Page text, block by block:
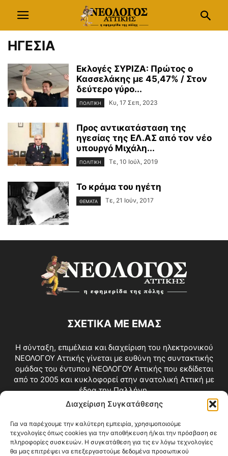
Διαχείριση Συγκατάθεσης
Για να παρέχουμε την καλύτερη εμπειρία, χρησιμοποιούμε
τεχνολογίες όπως cookies για την αποθήκευση ή/και την πρόσβαση σε
πληροφορίες συσκευών. Η συγκατάθεση για τις εν λόγω τεχνολογίες
θα μας επιτρέψει να επεξεργαστούμε δεδομένα προσωπικού
ΗΓΕΣΙΑ
Εκλογές ΣΥΡΙΖΑ: Πρώτος ο
Κασσελάκης με 45,47% / Στον
δεύτερο γύρο...
ΠΟΛΙΤΙΚΗ Κυ, 17 Σεπ, 2023
Προς αντικατάσταση της
ηγεσίας της ΕΛ.ΑΣ από τον νέο
υπουργό Μιχάλη...
ΠΟΛΙΤΙΚΗ Τε, 10 Ιούλ, 2019
Το κράμα του ηγέτη
ΘΕΜΑΤΑ Τε, 21 Ιούν, 2017
ΣΧΕΤΙΚΑ ΜΕ ΕΜΑΣ
Η σύνταξη, επιμέλεια και διαχείριση του ηλεκτρονικού
ΝΕΟΛΟΓΟΥ Αττικής γίνεται με ευθύνη της συντακτικής
ομάδας του έντυπου ΝΕΟΛΟΓΟΥ Αττικής που εκδίδεται
από το 2005 και κυκλοφορεί στην ανατολική Αττική με
έδρα την Παλλήνη.
Επικοινωνία:info@neologosattikis.gr
ΑΚΟΛΟΥΘΗΣΕ ΜΑΣ